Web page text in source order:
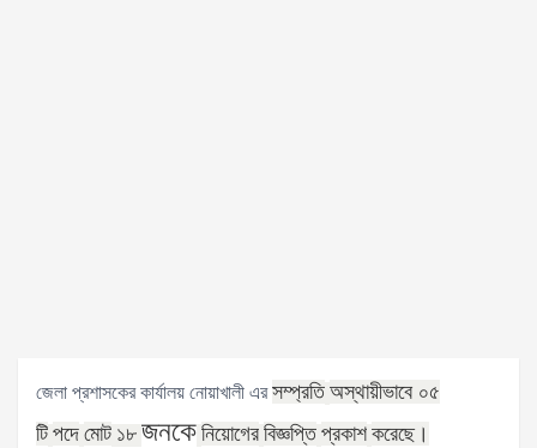
জেলা প্রশাসকের কার্যালয় নোয়াখালী এরসম্প্রতি অস্থায়ীভাবে ০৫
টি পদে মোট ১৮ জনকে নিয়োগের বিজ্ঞপ্তি প্রকাশ করেছে।